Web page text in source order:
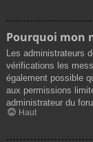
Pourquoi mon
Les administrateurs
vérifications les
également possible
aux permissions
administrateur du
Haut